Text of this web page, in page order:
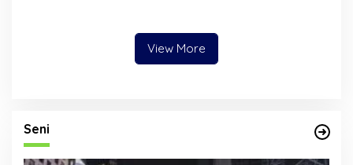
View More
Seni